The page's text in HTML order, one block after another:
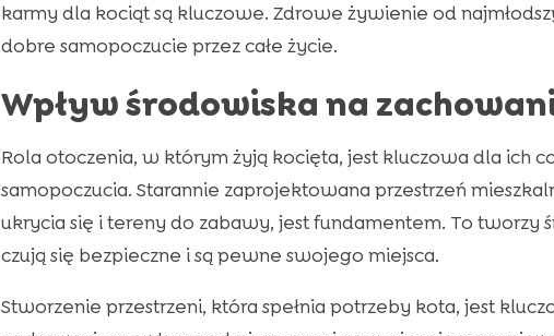
karmy dla kociąt są kluczowe. Zdrowe żywienie od
dobre samopoczucie przez całe życie.
Wpływ środowiska na
Rola otoczenia, w którym żyją kocięta, jest kluczowa dla ich
samopoczucia. Starannie zaprojektowana przestrzeń
ukrycia się i tereny do zabawy, jest fundamentem. To tworzy
czują się bezpieczne i są pewne swojego miejsca.
Stworzenie przestrzeni, która spełnia potrzeby kota, jest